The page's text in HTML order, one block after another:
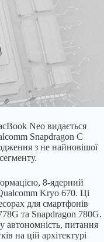
Neo видається
Snapdragon C
з не найновішої
8-ядерний
Kryo 670. Ці
для смартфонів
та Snapdragon 780G.
автономність, питання
на цій архітектурі